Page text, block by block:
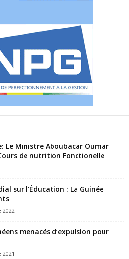
Le Ministre Aboubacar Oumar
de nutrition Fonctionelle
sur l’Éducation : La Guinée
2022
menacés d’expulsion pour